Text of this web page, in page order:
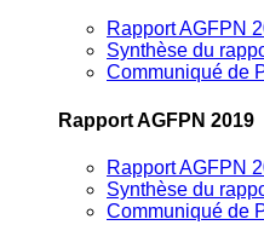
Rapport AGFPN
Synthèse du
Communiqué de
Rapport AGFPN 2019
Rapport AGFPN
Synthèse du
Communiqué de